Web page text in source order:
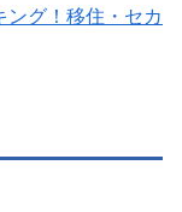
ング！移住・セカ